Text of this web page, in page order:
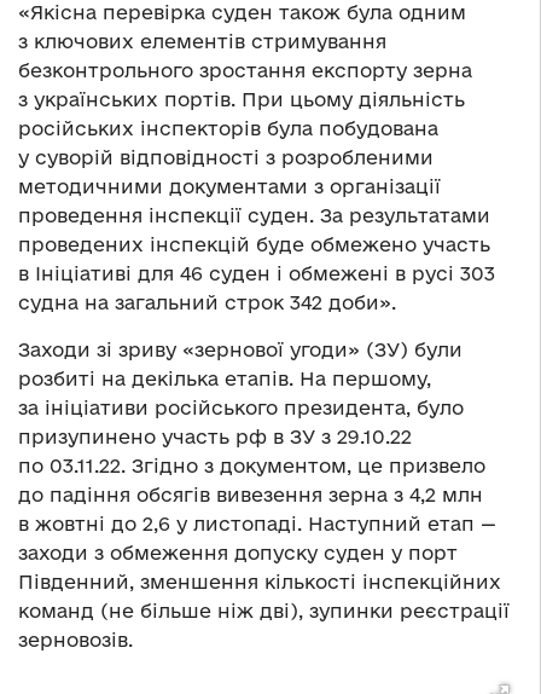
«Якісна перевірка суден також була одним
з ключових елементів стримування
безконтрольного зростання експорту зерна
з українських портів. При цьому діяльність
російських інспекторів була побудована
у суворій відповідності з розробленими
методичними документами з організації
проведення інспекції суден. За результатами
проведених інспекцій буде обмежено участь
в Ініціативі для 46 суден і обмежені в русі 303
судна на загальний строк 342 доби».
Заходи зі зриву «зернової угоди» (ЗУ) були
розбиті на декілька етапів. На першому,
за ініціативи російського президента, було
призупинено участь рф в ЗУ з 29.10.22
по 03.11.22. Згідно з документом, це призвело
до падіння обсягів вивезення зерна з 4,2 млн
в жовтні до 2,6 у листопаді. Наступний етап —
заходи з обмеження допуску суден у порт
Південний, зменшення кількості інспекційних
команд (не більше ніж дві), зупинки реєстрації
зерновозів.